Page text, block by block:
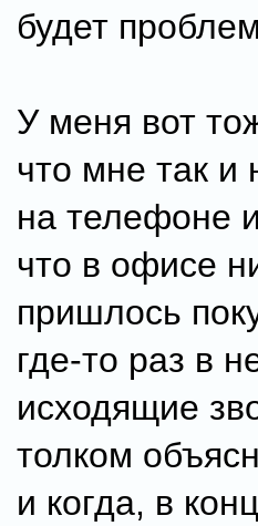
будет
У меня вот
что мне так
на телефоне
что в офисе
пришлось
где-то раз в
исходящие
толком
и когда, в